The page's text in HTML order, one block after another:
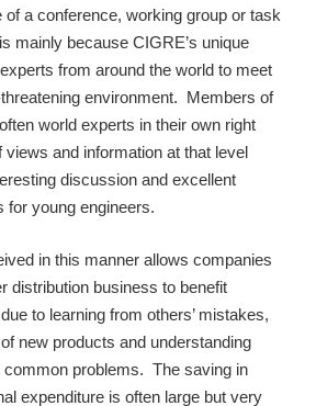
of a conference, working group or task
mainly because CIGRE’s unique
from around the world to meet
environment. Members of
world experts in their own right
views and information at that level
discussion and excellent
for young engineers.
in this manner allows companies
distribution business to benefit
to learning from others’ mistakes,
new products and understanding
common problems. The saving in
expenditure is often large but very